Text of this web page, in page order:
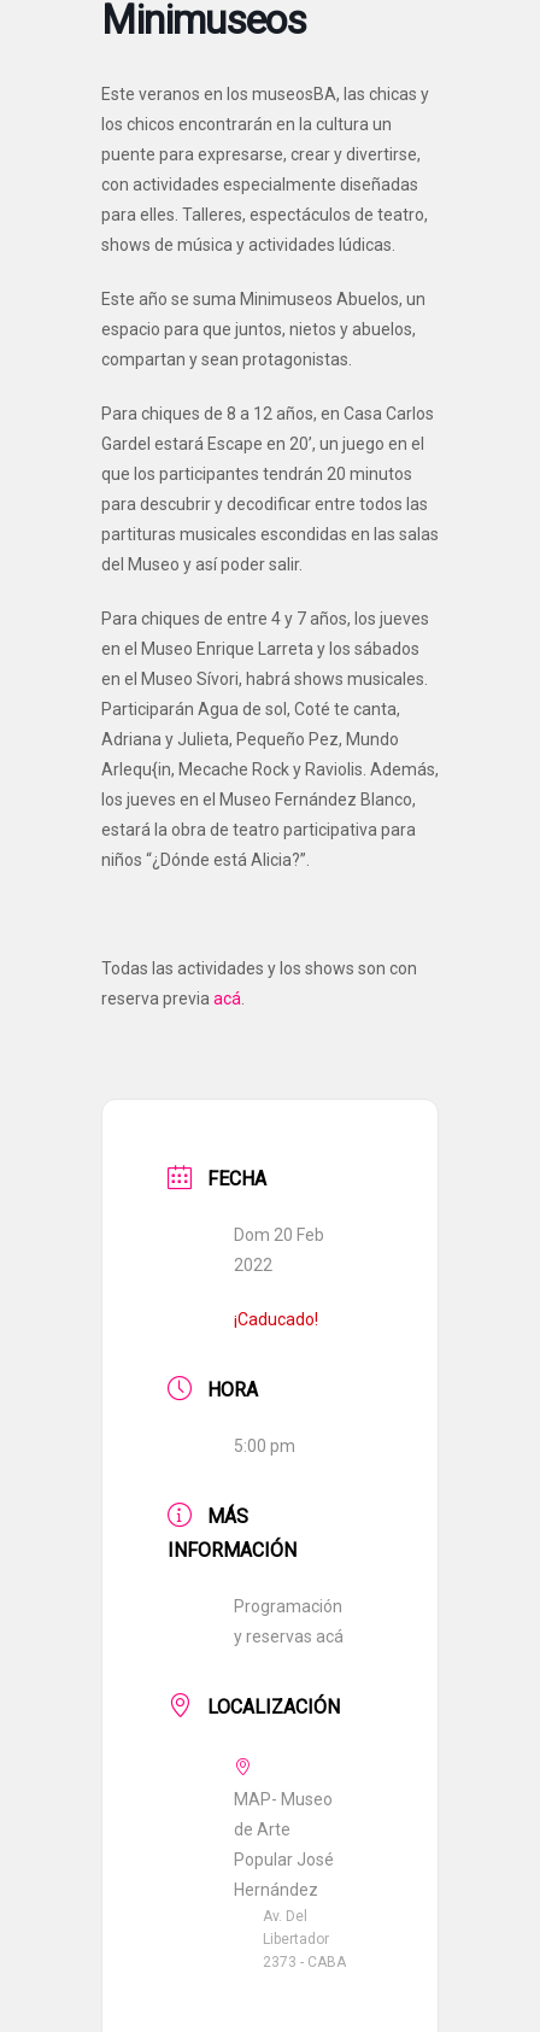
Minimuseos
Este veranos en los museosBA, las chicas y
los chicos encontrarán en la cultura un
puente para expresarse, crear y divertirse,
con actividades especialmente diseñadas
para elles. Talleres, espectáculos de teatro,
shows de música y actividades lúdicas.
Este año se suma Minimuseos Abuelos, un
espacio para que juntos, nietos y abuelos,
compartan y sean protagonistas.
Para chiques de 8 a 12 años, en Casa Carlos
Gardel estará Escape en 20’, un juego en el
que los participantes tendrán 20 minutos
para descubrir y decodificar entre todos las
partituras musicales escondidas en las salas
del Museo y así poder salir.
Para chiques de entre 4 y 7 años, los jueves
en el Museo Enrique Larreta y los sábados
en el Museo Sívori, habrá shows musicales.
Participarán Agua de sol, Coté te canta,
Adriana y Julieta, Pequeño Pez, Mundo
Arlequ{in, Mecache Rock y Raviolis. Además,
los jueves en el Museo Fernández Blanco,
estará la obra de teatro participativa para
niños “¿Dónde está Alicia?”.
Todas las actividades y los shows son con
reserva previa acá
FECHA
Dom 20 Feb
2022
¡Caducado!
HORA
5:00 pm
MÁS
INFORMACIÓN
Programación
y reservas acá
LOCALIZACIÓN
MAP- Museo
de Arte
Popular José
Hernández
Av. Del
Libertador
2373 - CABA